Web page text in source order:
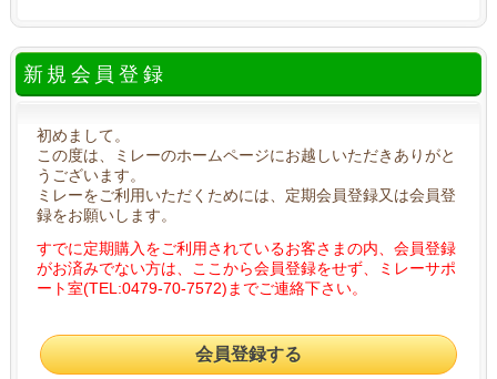
新規会員登録
初めまして。
この度は、ミレーのホームページにお越しいただきありがと
うございます。
ミレーをご利用いただくためには、定期会員登録又は会員登
録をお願いします。
すでに定期購入をご利用されているお客さまの内、会員登録
がお済みでない方は、ここから会員登録をせず、ミレーサポ
ート室(TEL:0479-70-7572)までご連絡下さい。
会員登録する